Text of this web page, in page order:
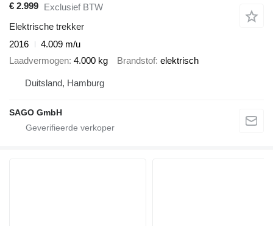
€ 2.999 Exclusief BTW
Elektrische trekker
2016
4.009 m/u
Laadvermogen 4.000 kg Brandstof elektrisch
Duitsland, Hamburg
SAGO GmbH